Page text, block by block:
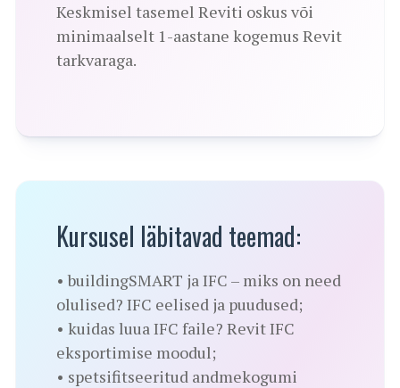
Keskmisel tasemel Reviti oskus või
minimaalselt 1-aastane kogemus Revit
tarkvaraga.
Kursusel läbitavad teemad:
• buildingSMART ja IFC – miks on need
olulised? IFC eelised ja puudused;
• kuidas luua IFC faile? Revit IFC
eksportimise moodul;
• spetsifitseeritud andmekogumi